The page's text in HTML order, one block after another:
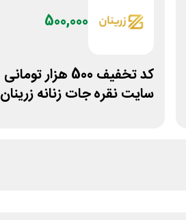
500,000
کد تخفیف 500 هزار تومانی
سایت نقره جات زنانه زرینان